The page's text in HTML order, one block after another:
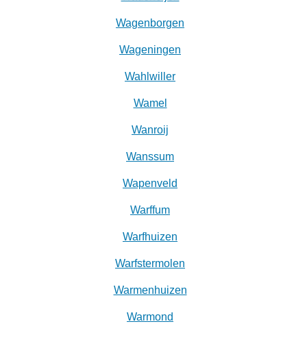
Wagenborgen
Wageningen
Wahlwiller
Wamel
Wanroij
Wanssum
Wapenveld
Warffum
Warfhuizen
Warfstermolen
Warmenhuizen
Warmond